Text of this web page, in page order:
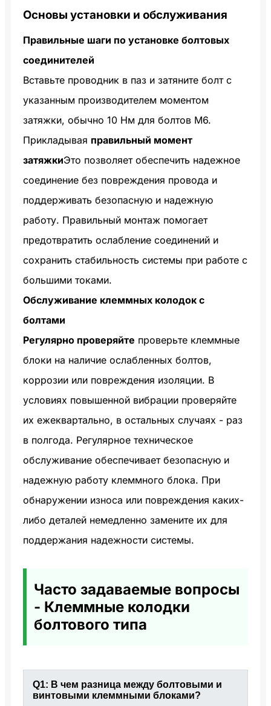
Основы установки и обслуживания
Правильные шаги по установке болтовых
соединителей
Вставьте проводник в паз и затяните болт с
указанным производителем моментом
затяжки, обычно 10 Нм для болтов M6.
Прикладывая правильный момент
затяжкиЭто позволяет обеспечить надежное
соединение без повреждения провода и
поддерживать безопасную и надежную
работу. Правильный монтаж помогает
предотвратить ослабление соединений и
сохранить стабильность системы при работе с
большими токами.
Обслуживание клеммных колодок с
болтами
Регулярно проверяйте проверьте клеммные
блоки на наличие ослабленных болтов,
коррозии или повреждения изоляции. В
условиях повышенной вибрации проверяйте
их ежеквартально, в остальных случаях - раз
в полгода. Регулярное техническое
обслуживание обеспечивает безопасную и
надежную работу клеммного блока. При
обнаружении износа или повреждения каких-
либо деталей немедленно замените их для
поддержания надежности системы.
Часто задаваемые вопросы
- Клеммные колодки
болтового типа
Q1: В чем разница между болтовыми и
винтовыми клеммными блоками?